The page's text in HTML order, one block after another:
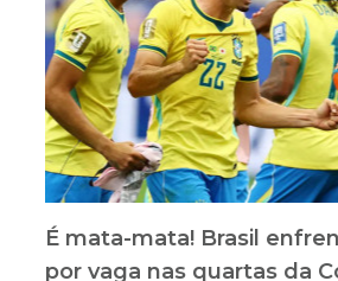
É mata-mata! Brasil
por vaga nas quartas da